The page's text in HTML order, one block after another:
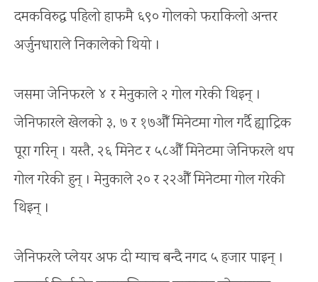
दमकविरुद्ध पहिलो हाफमै ६९० गोलको फराकिलो अन्तर
अर्जुनधाराले निकालेको थियो ।
जसमा जेनिफरले ४ र मेनुकाले २ गोल गरेकी थिइन् ।
जेनिफारले खेलको ३, ७ र १७औँ मिनेटमा गोल गर्दै ह्याट्रिक
पूरा गरिन् । यस्तै, २६ मिनेट र ५८औँ मिनेटमा जेनिफरले थप
गोल गरेकी हुन् । मेनुकाले २० र २२औँ मिनेटमा गोल गरेकी
थिइन् ।
जेनिफरले प्लेयर अफ दी म्याच बन्दै नगद ५ हजार पाइन् ।